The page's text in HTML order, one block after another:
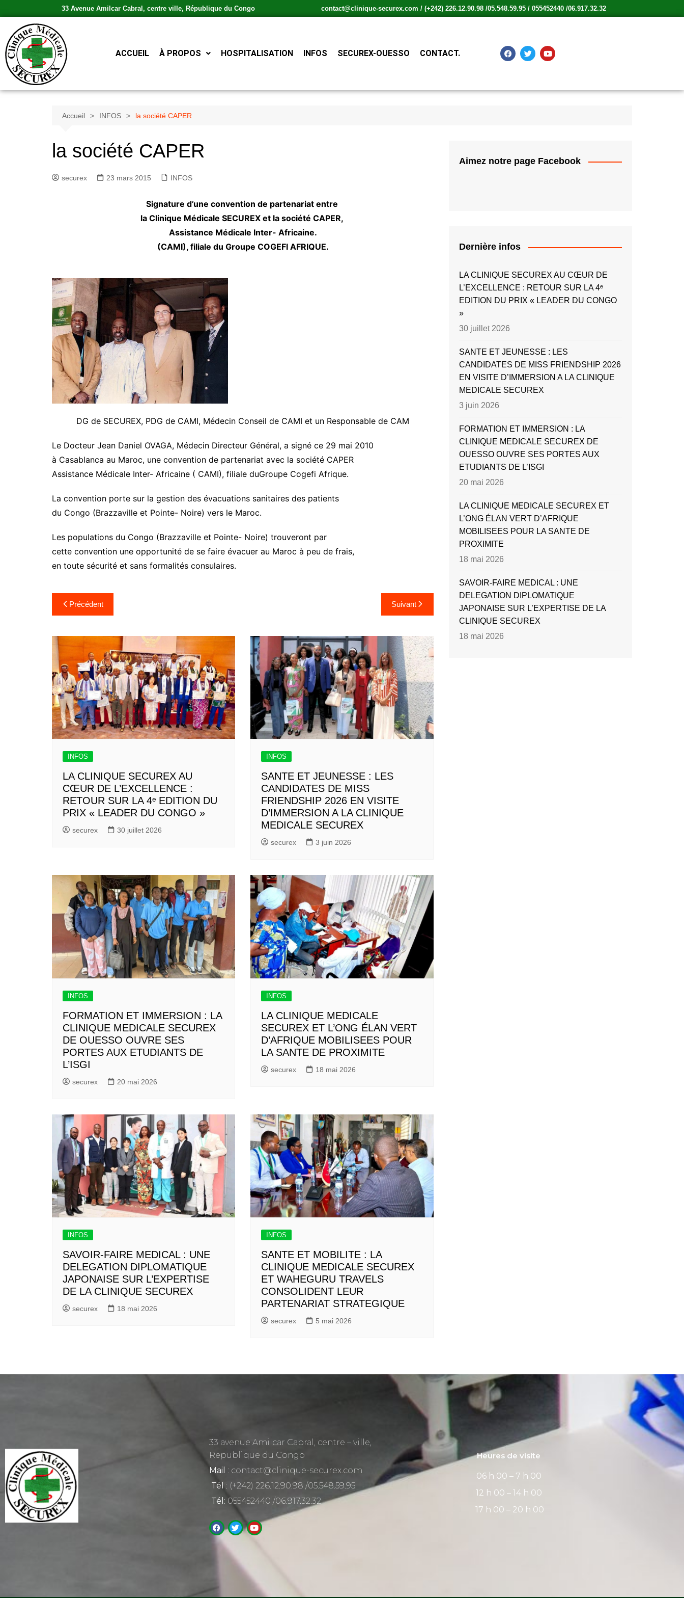
33 Avenue Amilcar Cabral, centre ville, République du Congo contact@clinique-securex.com / (+242) 226.12.90.98 /05.548.59.95 / 055452440 /06.917.32.32
ACCUEIL À PROPOS HOSPITALISATION INFOS SECUREX-OUESSO CONTACT.
Accueil INFOS la société CAPER
la société CAPER
securex 23 mars 2015 INFOS
Signature d’une convention de partenariat entre
la Clinique Médicale SECUREX et la société CAPER,
Assistance Médicale Inter- Africaine.
(CAMI), filiale du Groupe COGEFI AFRIQUE.
DG de SECUREX, PDG de CAMI, Médecin Conseil de CAMI et un Responsable de CAM
Le Docteur Jean Daniel OVAGA, Médecin Directeur Général, a signé ce 29 mai 2010
à Casablanca au Maroc, une convention de partenariat avec la société CAPER
Assistance Médicale Inter- Africaine ( CAMI), filiale duGroupe Cogefi Afrique.
La convention porte sur la gestion des évacuations sanitaires des patients
du Congo (Brazzaville et Pointe- Noire) vers le Maroc.
Les populations du Congo (Brazzaville et Pointe- Noire) trouveront par
cette convention une opportunité de se faire évacuer au Maroc à peu de frais,
en toute sécurité et sans formalités consulaires.
Précédent Suivant
INFOS
LA CLINIQUE SECUREX AU
CŒUR DE L’EXCELLENCE :
RETOUR SUR LA 4ᵉ EDITION DU
PRIX « LEADER DU CONGO »
securex 30 juillet 2026
INFOS
SANTE ET JEUNESSE : LES
CANDIDATES DE MISS
FRIENDSHIP 2026 EN VISITE
D’IMMERSION A LA CLINIQUE
MEDICALE SECUREX
securex 3 juin 2026
INFOS
FORMATION ET IMMERSION : LA
CLINIQUE MEDICALE SECUREX
DE OUESSO OUVRE SES
PORTES AUX ETUDIANTS DE
L’ISGI
securex 20 mai 2026
INFOS
LA CLINIQUE MEDICALE
SECUREX ET L’ONG ÉLAN VERT
D’AFRIQUE MOBILISEES POUR
LA SANTE DE PROXIMITE
securex 18 mai 2026
INFOS
SAVOIR-FAIRE MEDICAL : UNE
DELEGATION DIPLOMATIQUE
JAPONAISE SUR L’EXPERTISE
DE LA CLINIQUE SECUREX
securex 18 mai 2026
INFOS
SANTE ET MOBILITE : LA
CLINIQUE MEDICALE SECUREX
ET WAHEGURU TRAVELS
CONSOLIDENT LEUR
PARTENARIAT STRATEGIQUE
securex 5 mai 2026
Aimez notre page Facebook
Dernière infos
LA CLINIQUE SECUREX AU CŒUR DE
L’EXCELLENCE : RETOUR SUR LA 4ᵉ
EDITION DU PRIX « LEADER DU CONGO
»
30 juillet 2026
SANTE ET JEUNESSE : LES
CANDIDATES DE MISS FRIENDSHIP 2026
EN VISITE D’IMMERSION A LA CLINIQUE
MEDICALE SECUREX
3 juin 2026
FORMATION ET IMMERSION : LA
CLINIQUE MEDICALE SECUREX DE
OUESSO OUVRE SES PORTES AUX
ETUDIANTS DE L’ISGI
20 mai 2026
LA CLINIQUE MEDICALE SECUREX ET
L’ONG ÉLAN VERT D’AFRIQUE
MOBILISEES POUR LA SANTE DE
PROXIMITE
18 mai 2026
SAVOIR-FAIRE MEDICAL : UNE
DELEGATION DIPLOMATIQUE
JAPONAISE SUR L’EXPERTISE DE LA
CLINIQUE SECUREX
18 mai 2026
33 avenue Amilcar Cabral, centre – ville,
Republique du Congo
Mail : contact@clinique-securex.com
Tél: (+242) 226.12.90.98 /05.548.59.95
Tél : 055452440 /06.917.32.32
Heures de visite
06 h 00 – 7 h 00
12 h 00 – 14 h 00
17 h 00 – 20 h 00